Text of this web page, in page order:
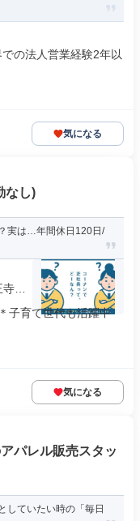
の法人営業経験2年以
気になる
なし)
実は…年間休日120日/
町
子育て世代も活躍中
気になる
パレル販売スタッ
していたい時の「毎日